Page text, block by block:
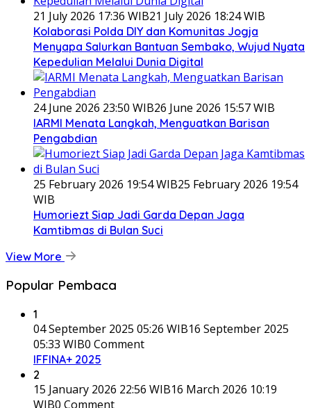
21 July 2026 17:36 WIB21 July 2026 18:24 WIB
Kolaborasi Polda DIY dan Komunitas Jogja
Menyapa Salurkan Bantuan Sembako, Wujud Nyata
Kepedulian Melalui Dunia Digital
24 June 2026 23:50 WIB26 June 2026 15:57 WIB
IARMI Menata Langkah, Menguatkan Barisan
Pengabdian
25 February 2026 19:54 WIB25 February 2026 19:54
WIB
Humoriezt Siap Jadi Garda Depan Jaga
Kamtibmas di Bulan Suci
View More
Popular Pembaca
1
04 September 2025 05:26 WIB16 September 2025
05:33 WIB0 Comment
IFFINA+ 2025
2
15 January 2026 22:56 WIB16 March 2026 10:19
WIB0 Comment